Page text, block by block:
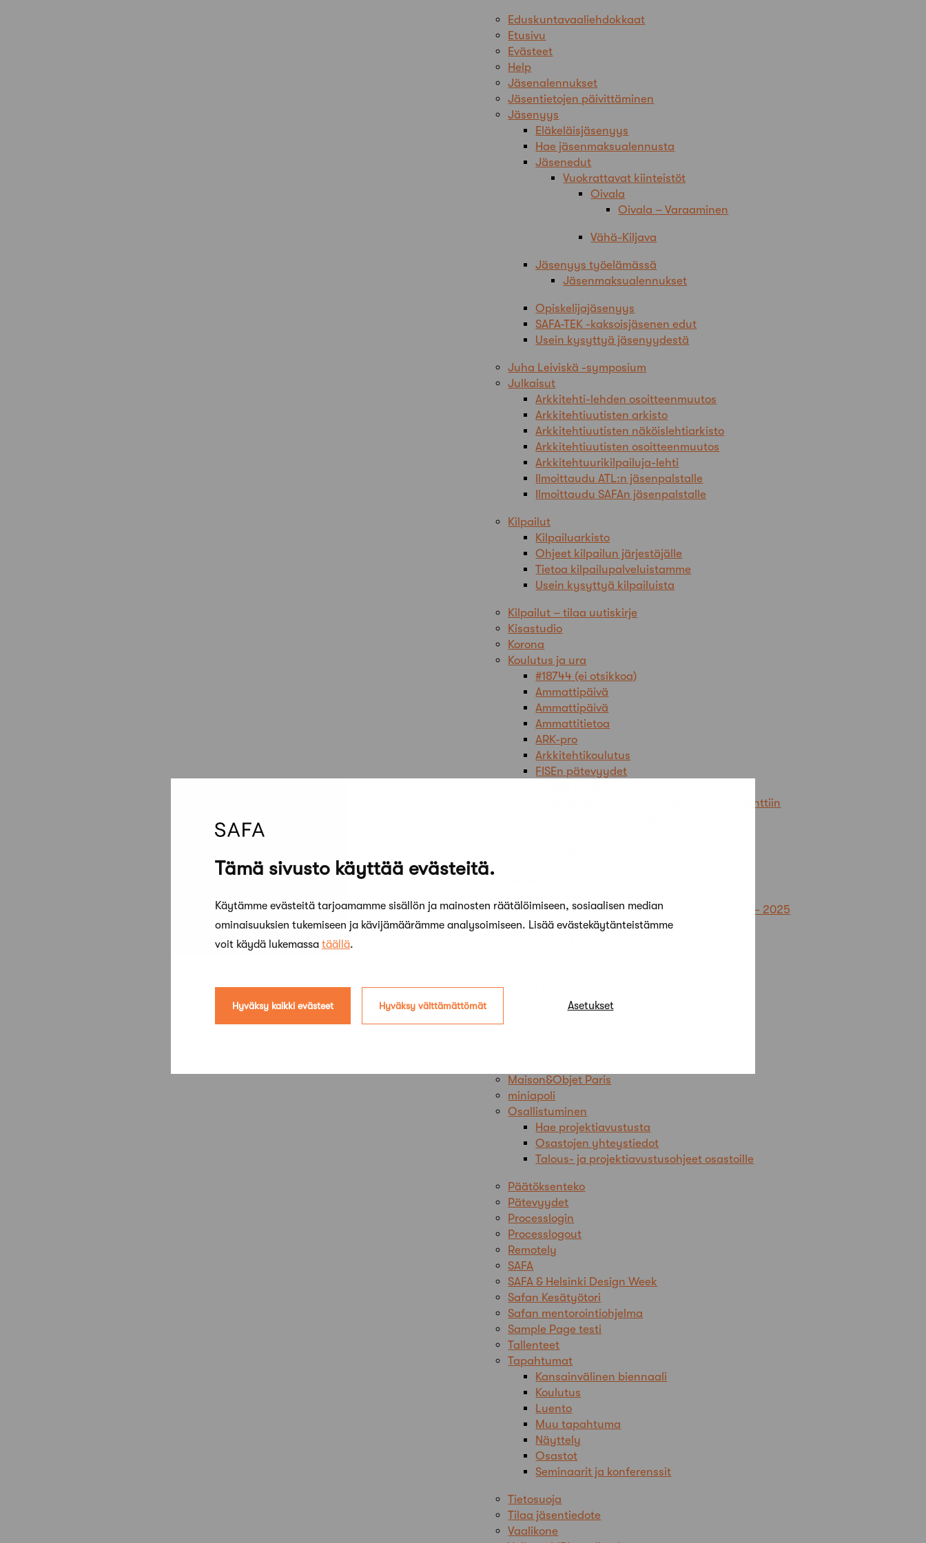
Tämä sivusto käyttää evästeitä.
Käytämme evästeitä tarjoamamme sisällön ja mainosten räätälöimiseen, sosiaalisen median
ominaisuuksien tukemiseen ja kävijämäärämme analysoimiseen. Lisää evästekäytänteistämme
voit käydä lukemassa täällä.
Hyväksy kaikki evästeet Hyväksy välttämättömät Asetukset
Eduskuntavaaliehdokkaat
Etusivu
Evästeet
Help
Jäsenalennukset
Jäsentietojen päivittäminen
Jäsenyys
Eläkeläisjäsenyys
Hae jäsenmaksualennusta
Jäsenedut
Vuokrattavat kiinteistöt
Oivala
Oivala – Varaaminen
Vähä-Kiljava
Jäsenyys työelämässä
Jäsenmaksualennukset
Opiskelijajäsenyys
SAFA-TEK -kaksoisjäsenen edut
Usein kysyttyä jäsenyydestä
Juha Leiviskä -symposium
Julkaisut
Arkkitehti-lehden osoitteenmuutos
Arkkitehtiuutisten arkisto
Arkkitehtiuutisten näköislehtiarkisto
Arkkitehtiuutisten osoitteenmuutos
Arkkitehtuurikilpailuja-lehti
Ilmoittaudu ATL:n jäsenpalstalle
Ilmoittaudu SAFAn jäsenpalstalle
Kilpailut
Kilpailuarkisto
Ohjeet kilpailun järjestäjälle
Tietoa kilpailupalveluistamme
Usein kysyttyä kilpailuista
Kilpailut – tilaa uutiskirje
Kisastudio
Korona
Koulutus ja ura
#18744 (ei otsikkoa)
Ammattipäivä
Ammattipäivä
Ammattitietoa
ARK-pro
Arkkitehtikoulutus
FISEn pätevyydet
Ilmoittaudu pääsuunnittelijan pätevyystenttiin
Arkkitehdit kestävän kehityksen puolesta – 2025
Arkkitehtiopiskelijat
Pro Kiljava – 2025
Maison&Objet Paris
miniapoli
Osallistuminen
Hae projektiavustusta
Osastojen yhteystiedot
Talous- ja projektiavustusohjeet osastoille
Päätöksenteko
Pätevyydet
Processlogin
Processlogout
Remotely
SAFA
SAFA & Helsinki Design Week
Safan Kesätyötori
Safan mentorointiohjelma
Sample Page testi
Tallenteet
Tapahtumat
Kansainvälinen biennaali
Koulutus
Luento
Muu tapahtuma
Näyttely
Osastot
Seminaarit ja konferenssit
Tietosuoja
Tilaa jäsentiedote
Vaalikone